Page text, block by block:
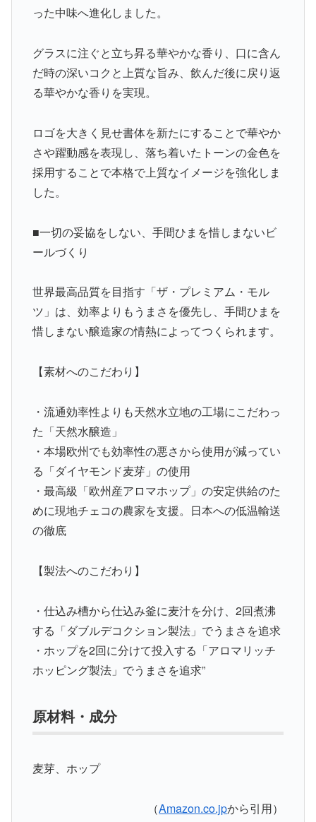
った中味へ進化しました。
グラスに注ぐと立ち昇る華やかな香り、口に含ん
だ時の深いコクと上質な旨み、飲んだ後に戻り返
る華やかな香りを実現。
ロゴを大きく見せ書体を新たにすることで華やか
さや躍動感を表現し、落ち着いたトーンの金色を
採用することで本格で上質なイメージを強化しま
した。
■一切の妥協をしない、手間ひまを惜しまないビ
ールづくり
世界最高品質を目指す「ザ・プレミアム・モル
ツ」は、効率よりもうまさを優先し、手間ひまを
惜しまない醸造家の情熱によってつくられます。
【素材へのこだわり】
・流通効率性よりも天然水立地の工場にこだわっ
た「天然水醸造」
・本場欧州でも効率性の悪さから使用が減ってい
る「ダイヤモンド麦芽」の使用
・最高級「欧州産アロマホップ」の安定供給のた
めに現地チェコの農家を支援。日本への低温輸送
の徹底
【製法へのこだわり】
・仕込み槽から仕込み釜に麦汁を分け、2回煮沸
する「ダブルデコクション製法」でうまさを追求
・ホップを2回に分けて投入する「アロマリッチ
ホッピング製法」でうまさを追求”
原材料・成分
麦芽、ホップ
（Amazon.co.jpから引用）